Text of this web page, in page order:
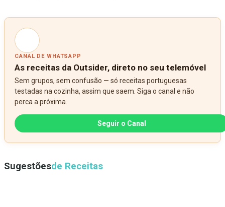
CANAL DE WHATSAPP
As receitas da Outsider, direto no seu telemóvel
Sem grupos, sem confusão — só receitas portuguesas
testadas na cozinha, assim que saem. Siga o canal e não
perca a próxima.
Seguir o Canal
Sugestõesde Receitas